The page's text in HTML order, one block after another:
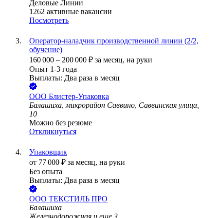
Деловые Линии
1262 активные вакансии
Посмотреть
Оператор-наладчик производственной линии (2/2,
обучение)
160 000 – 200 000 ₽ за месяц, на руки
Опыт 1-3 года
Выплаты: Два раза в месяц
ООО Блистер-Упаковка
Балашиха, микрорайон Саввино, Саввинская улица,
10
Можно без резюме
Откликнуться
Упаковщик
от 77 000 ₽ за месяц, на руки
Без опыта
Выплаты: Два раза в месяц
ООО ТЕКСТИЛЬ ПРО
Балашиха